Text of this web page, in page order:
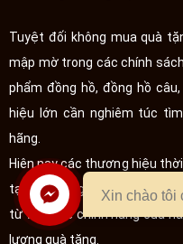
Tuyệt đối không mua quà
mập mờ trong các chính
phẩm đồng hồ, đồng hồ
hiệu lớn cần nghiêm túc
hãng.
Hiên nay các thương hiệu
tại các trung tâm thương
từ website chính hãng của
lượng quà tặng.
Xin chào tôi